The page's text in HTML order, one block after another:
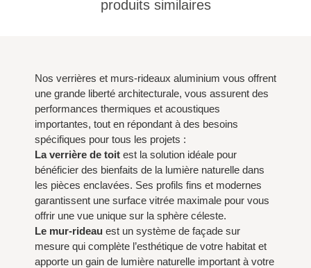
produits similaires
Nos verrières et murs-rideaux aluminium vous offrent
une grande liberté architecturale, vous assurent des
performances thermiques et acoustiques
importantes, tout en répondant à des besoins
spécifiques pour tous les projets :
La verrière de toit est la solution idéale pour
bénéficier des bienfaits de la lumière naturelle dans
les pièces enclavées. Ses profils fins et modernes
garantissent une surface vitrée maximale pour vous
offrir une vue unique sur la sphère céleste.
Le mur-rideau est un système de façade sur
mesure qui complète l’esthétique de votre habitat et
apporte un gain de lumière naturelle important à votre